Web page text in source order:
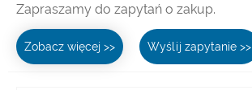
Zapraszamy do zapytań o zakup.
Zobacz więcej >> Wyślij zapytanie >>